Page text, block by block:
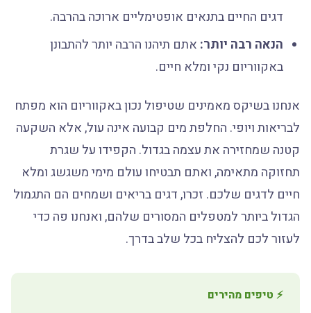
דגים החיים בתנאים אופטימליים ארוכה בהרבה.
הנאה רבה יותר:אתם תיהנו הרבה יותר להתבונן
באקווריום נקי ומלא חיים.
אנחנו בשיקס מאמינים שטיפול נכון באקווריום הוא מפתח
לבריאות ויופי. החלפת מים קבועה אינה עול, אלא השקעה
קטנה שמחזירה את עצמה בגדול. הקפידו על שגרת
תחזוקה מתאימה, ואתם תבטיחו עולם מימי משגשג ומלא
חיים לדגים שלכם. זכרו, דגים בריאים ושמחים הם התגמול
הגדול ביותר למטפלים המסורים שלהם, ואנחנו פה כדי
לעזור לכם להצליח בכל שלב בדרך.
⚡ טיפים מהירים